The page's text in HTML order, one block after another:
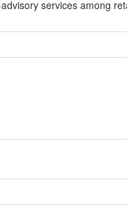
services among